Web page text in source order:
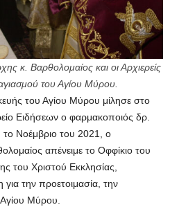
κ. Βαρθολομαίος και οι Αρχιερείς
του Αγίου Μύρου.
του Αγίου Μύρου μίλησε στο
Ειδήσεων ο φαρμακοποιός δρ.
το Νοέμβριο του 2021, ο
απένειμε το Οφφίκιο του
του Χριστού Εκκλησίας,
για την προετοιμασία, την
Μύρου.